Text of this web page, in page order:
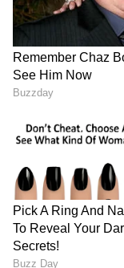
ಸರ್ಕಾರ ಹೊಸ
ಲಸಿಕೆಗಾಗಿ ಸದ್ಯ
ನೀಡಿ ಅವರನ್ನು
ಇಲಾಖೆಯಲ್ಲಿ
ಪ್ರತಿ ಸಲನೂ
ನಿರ್ದೇಶಕರು,